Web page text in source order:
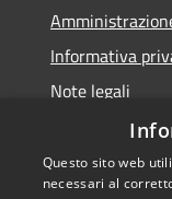
Informativa
Note legali
Dichiarazione
Questo sito web
necessari al